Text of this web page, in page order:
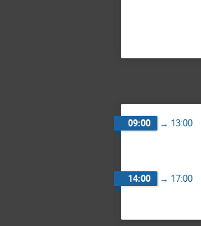
09:00 → 13:00
14:00 → 17:00